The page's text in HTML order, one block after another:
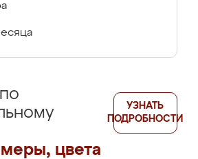
цвета
УЗНАТЬ
ПОДРОБНОСТИ